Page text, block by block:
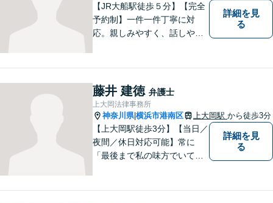
【JR大船駅徒歩５分】【完全
予約制】一件一件丁寧に対
応。親しみやすく、話しやす
お問い合わせください。
詳細を見
る
藤井 建徳 弁護士
上大岡法律事務所
神奈川県|横浜市港南区 上大岡駅 から徒歩3分
【上大岡駅徒歩3分】【当日／
夜間／休日対応可能】常に
「最後まで私の味方でいてく
詳細を見
る